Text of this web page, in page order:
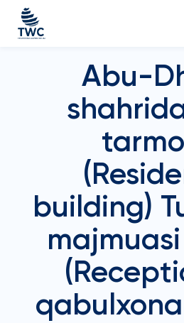
Abu-
building)